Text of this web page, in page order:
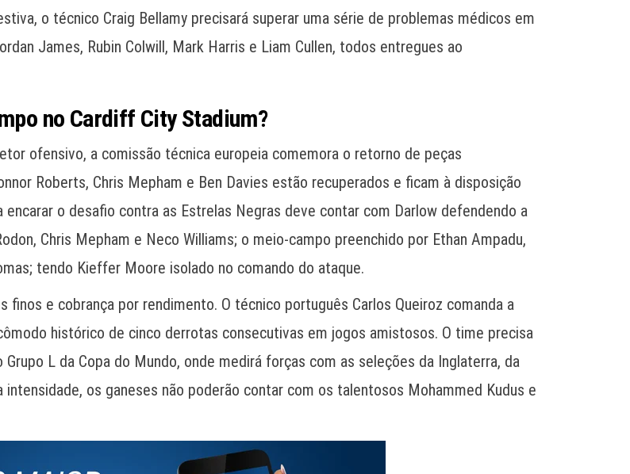
o técnico Craig Bellamy precisará superar uma série de problemas médicos em
James, Rubin Colwill, Mark Harris e Liam Cullen, todos entregues ao
no Cardiff City Stadium?
ofensivo, a comissão técnica europeia comemora o retorno de peças
Roberts, Chris Mepham e Ben Davies estão recuperados e ficam à disposição
o desafio contra as Estrelas Negras deve contar com Darlow defendendo a
Chris Mepham e Neco Williams; o meio-campo preenchido por Ethan Ampadu,
tendo Kieffer Moore isolado no comando do ataque.
e cobrança por rendimento. O técnico português Carlos Queiroz comanda a
histórico de cinco derrotas consecutivas em jogos amistosos. O time precisa
L da Copa do Mundo, onde medirá forças com as seleções da Inglaterra, da
os ganeses não poderão contar com os talentosos Mohammed Kudus e